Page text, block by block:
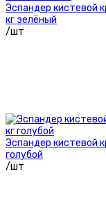
Эспандер кистевой
кг зелёный
/шт
Эспандер кистевой
голубой
/шт